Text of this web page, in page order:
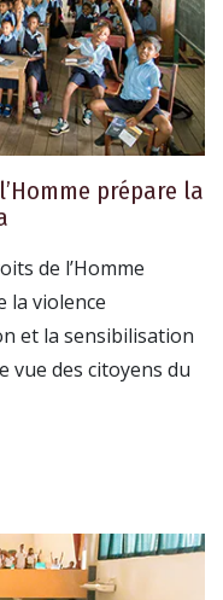
prépare la
de l’Homme
la violence
et la sensibilisation
vue des citoyens du